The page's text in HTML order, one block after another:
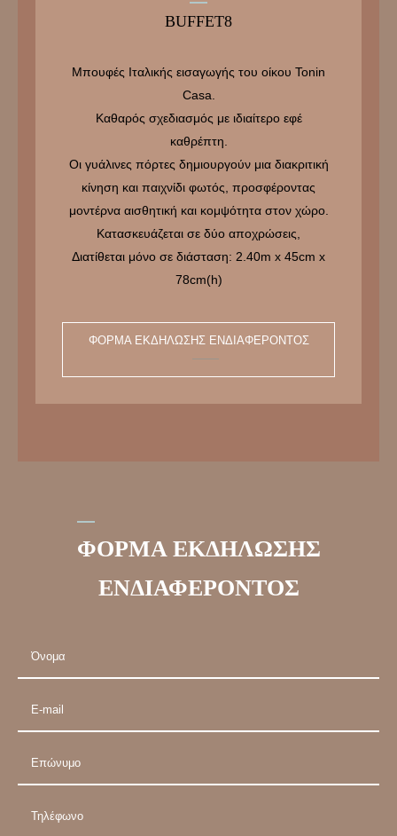
BUFFET8
Μπουφές Ιταλικής εισαγωγής του οίκου Tonin
Casa.
Καθαρός σχεδιασμός με ιδιαίτερο εφέ
καθρέπτη.
Οι γυάλινες πόρτες δημιουργούν μια διακριτική
κίνηση και παιχνίδι φωτός, προσφέροντας
μοντέρνα αισθητική και κομψότητα στον χώρο.
Κατασκευάζεται σε δύο αποχρώσεις,
Διατίθεται μόνο σε διάσταση: 2.40m x 45cm x
78cm(h)
ΦΌΡΜΑ ΕΚΔΉΛΩΣΗΣ ΕΝΔΙΑΦΈΡΟΝΤΟΣ
ΦΟΡΜΑ ΕΚΔΗΛΩΣΗΣ
ΕΝΔΙΑΦΕΡΟΝΤΟΣ